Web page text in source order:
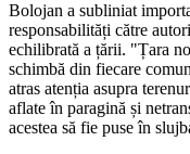
Bolojan a subliniat
responsabilități către
echilibrată a țării. "Țara
schimbă din fiecare
atras atenția asupra
aflate în paragină și
acestea să fie puse în